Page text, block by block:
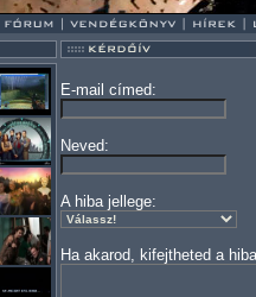
E-mail címed:
Neved:
A hiba jellege:
Ha akarod, kifejtheted a